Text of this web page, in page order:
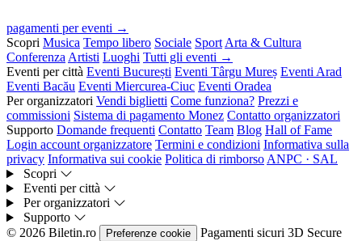
pagamenti per eventi →
Scopri Musica Tempo libero Sociale Sport Arta & Cultura
Conferenza Artisti Luoghi Tutti gli eventi →
Eventi per città Eventi București Eventi Târgu Mureș Eventi Arad
Eventi Bacău Eventi Miercurea-Ciuc Eventi Oradea
Per organizzatori Vendi biglietti Come funziona? Prezzi e
commissioni Sistema di pagamento Monez Contatto organizzatori
Supporto Domande frequenti Contatto Team Blog Hall of Fame
Login account organizzatore Termini e condizioni Informativa sulla
privacy Informativa sui cookie Politica di rimborso ANPC · SAL
Scopri
Eventi per città
Per organizzatori
Supporto
© 2026 Biletin.ro
Preferenze cookie Pagamenti sicuri 3D Secure